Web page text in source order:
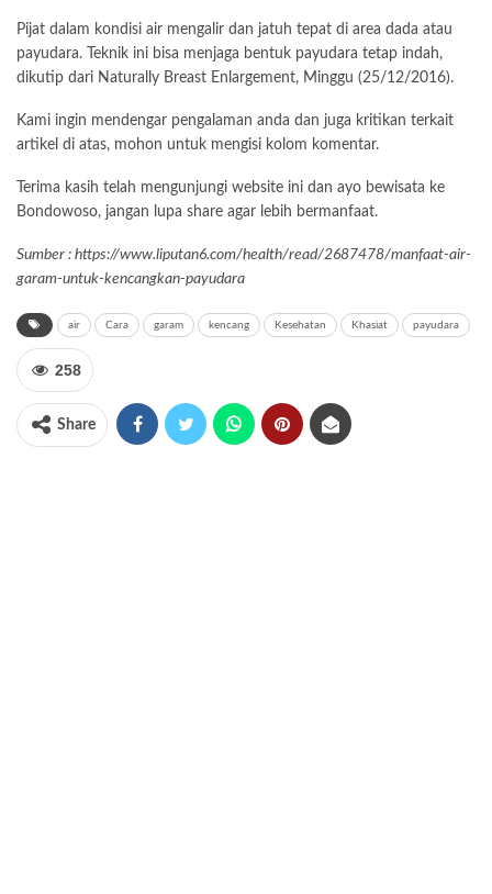
Pijat dalam kondisi air mengalir dan jatuh tepat di area dada atau
payudara. Teknik ini bisa menjaga bentuk payudara tetap indah,
dikutip dari Naturally Breast Enlargement, Minggu (25/12/2016).
Kami ingin mendengar pengalaman anda dan juga kritikan terkait
artikel di atas, mohon untuk mengisi kolom komentar.
Terima kasih telah mengunjungi website ini dan ayo bewisata ke
Bondowoso, jangan lupa share agar lebih bermanfaat.
Sumber : https://www.liputan6.com/health/read/2687478/manfaat-air-
garam-untuk-kencangkan-payudara
air Cara garam kencang Kesehatan Khasiat payudara
258
Share